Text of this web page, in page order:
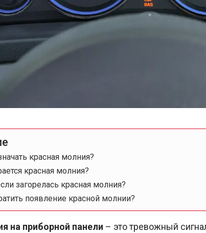
красная молния?
красная молния?
загорелась красная молния?
появление красной молнии?
на приборной панели – это тревожный